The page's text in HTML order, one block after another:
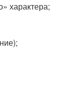
характера;